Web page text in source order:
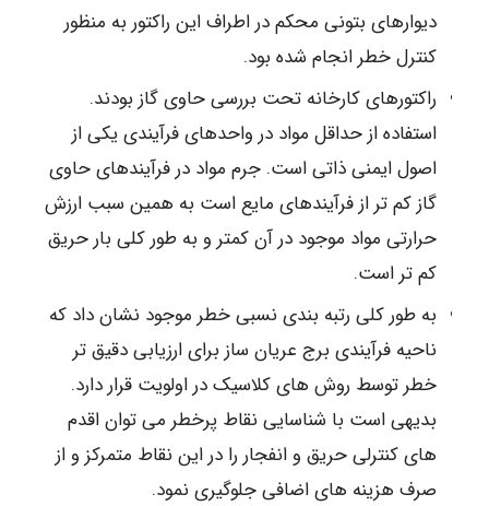
دیوارهای بتونی محکم در اطراف این راکتور به منظور
کنترل خطر انجام شده بود.
راکتورهای کارخانه تحت بررسی حاوی گاز بودند.
استفاده از حداقل مواد در واحدهای فرآیندی یکی از
اصول ایمنی ذاتی است. جرم مواد در فرآیندهای حاوی
گاز کم تر از فرآیندهای مایع است به همین سبب ارزش
حرارتی مواد موجود در آن کمتر و به طور کلی بار حریق
کم تر است.
به طور کلی رتبه بندی نسبی خطر موجود نشان داد که
ناحیه فرآیندی برج عریان ساز برای ارزیابی دقیق تر
خطر توسط روش های کلاسیک در اولویت قرار دارد.
بدیهی است با شناسایی نقاط پرخطر می توان اقدم
های کنترلی حریق و انفجار را در این نقاط متمرکز و از
صرف هزینه های اضافی جلوگیری نمود.